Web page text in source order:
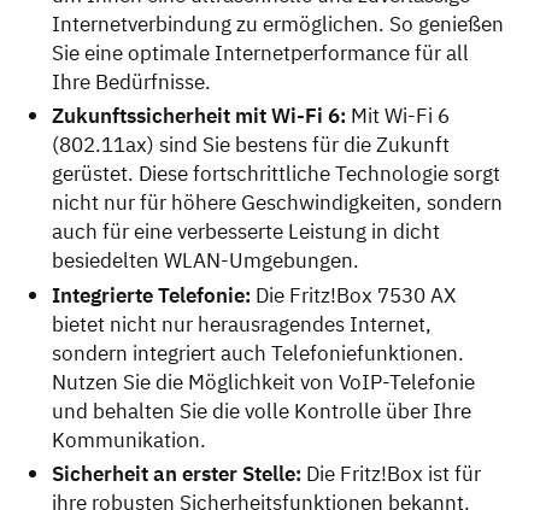
Internetverbindung zu ermöglichen. So genießen
Sie eine optimale Internetperformance für all
Ihre Bedürfnisse.
Zukunftssicherheit mit Wi-Fi 6: Mit Wi-Fi 6
(802.11ax) sind Sie bestens für die Zukunft
gerüstet. Diese fortschrittliche Technologie sorgt
nicht nur für höhere Geschwindigkeiten, sondern
auch für eine verbesserte Leistung in dicht
besiedelten WLAN-Umgebungen.
Integrierte Telefonie: Die Fritz!Box 7530 AX
bietet nicht nur herausragendes Internet,
sondern integriert auch Telefoniefunktionen.
Nutzen Sie die Möglichkeit von VoIP-Telefonie
und behalten Sie die volle Kontrolle über Ihre
Kommunikation.
Sicherheit an erster Stelle: Die Fritz!Box ist für
ihre robusten Sicherheitsfunktionen bekannt.